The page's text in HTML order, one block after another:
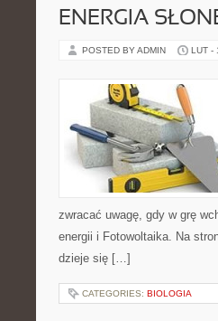
ENERGIA
POSTED BY ADMIN LUT -
zwracać uwagę, gdy w grę
energii i Fotowoltaika. Na
dzieje się […]
CATEGORIES: BIOLOGIA